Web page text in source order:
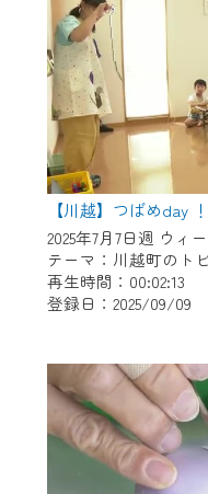
【川越】つばめday
2025年7月7日週 ウィ
テーマ：川越町のト
再生時間：00:02:13
登録日：2025/09/09